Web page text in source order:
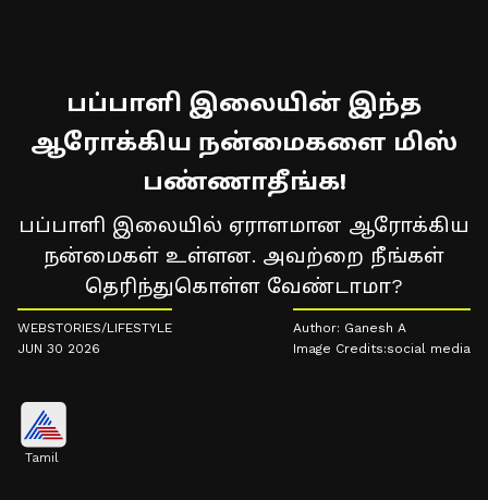
பப்பாளி இலையின் இந்த
ஆரோக்கிய நன்மைகளை மிஸ்
பண்ணாதீங்க!
பப்பாளி இலையில் ஏராளமான ஆரோக்கிய
நன்மைகள் உள்ளன. அவற்றை நீங்கள்
தெரிந்துகொள்ள வேண்டாமா?
WEBSTORIES/LIFESTYLE
JUN 30 2026
Author: Ganesh A
Image Credits:social media
Tamil